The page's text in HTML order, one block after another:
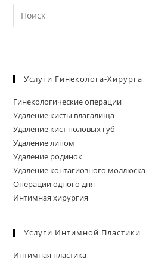
Услуги Гинеколога-Хирурга
Гинекологические операции
Удаление кисты влагалища
Удаление кист половых губ
Удаление липом
Удаление родинок
Удаление контагиозного моллюска
Операции одного дня
Интимная хирургия
Услуги Интимной Пластики
Интимная пластика